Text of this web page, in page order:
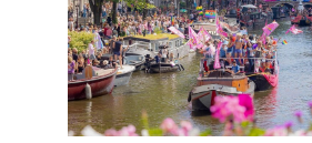
JPG